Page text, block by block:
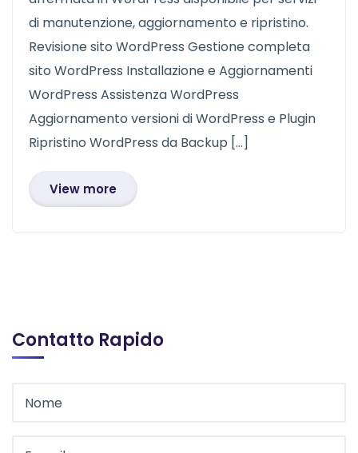
di manutenzione, aggiornamento e ripristino.
Revisione sito WordPress Gestione completa
sito WordPress Installazione e Aggiornamenti
WordPress Assistenza WordPress
Aggiornamento versioni di WordPress e Plugin
Ripristino WordPress da Backup […]
View more
Contatto Rapido